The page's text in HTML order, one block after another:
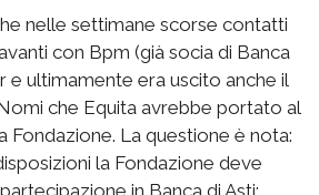
nelle settimane scorse contatti
con Bpm (già socia di Banca
e ultimamente era uscito anche il
che Equita avrebbe portato al
Fondazione. La questione è nota:
la Fondazione deve